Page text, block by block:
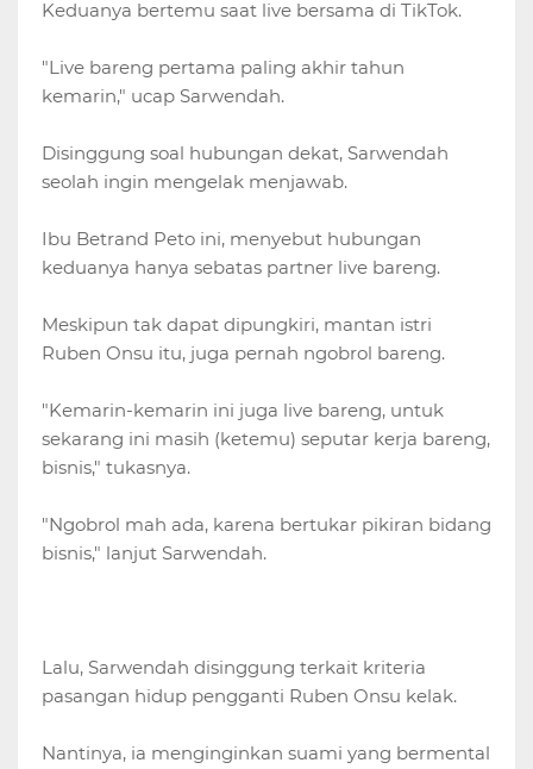
Keduanya bertemu saat live bersama di TikTok.
"Live bareng pertama paling akhir tahun
kemarin," ucap Sarwendah.
Disinggung soal hubungan dekat, Sarwendah
seolah ingin mengelak menjawab.
Ibu Betrand Peto ini, menyebut hubungan
keduanya hanya sebatas partner live bareng.
Meskipun tak dapat dipungkiri, mantan istri
Ruben Onsu itu, juga pernah ngobrol bareng.
"Kemarin-kemarin ini juga live bareng, untuk
sekarang ini masih (ketemu) seputar kerja bareng,
bisnis," tukasnya.
"Ngobrol mah ada, karena bertukar pikiran bidang
bisnis," lanjut Sarwendah.
Lalu, Sarwendah disinggung terkait kriteria
pasangan hidup pengganti Ruben Onsu kelak.
Nantinya, ia menginginkan suami yang bermental